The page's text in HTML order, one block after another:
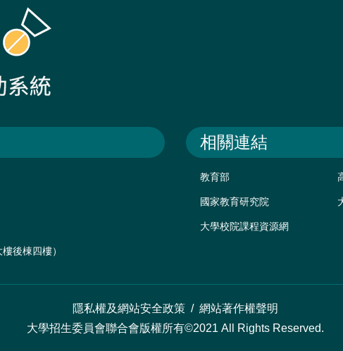
後棟四樓）
相關連結
教育部
國家教育研究院
大學校院課程資源網
隱私權及網站安全政策 / 網站著作權聲明
大學招生委員會聯合會版權所有©2021 All Rights Reserved.